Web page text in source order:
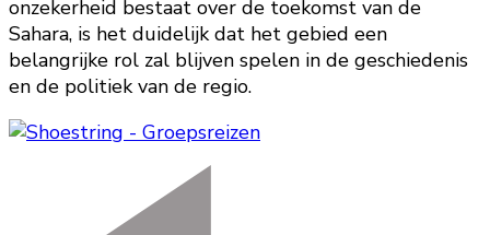
onzekerheid bestaat over de toekomst van de
Sahara, is het duidelijk dat het gebied een
belangrijke rol zal blijven spelen in de geschiedenis
en de politiek van de regio.